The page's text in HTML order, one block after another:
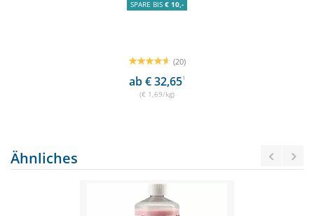
SPARE BIS € 10,-
(20)
ab € 32,651
(€ 1,69/kg)
Ähnliches